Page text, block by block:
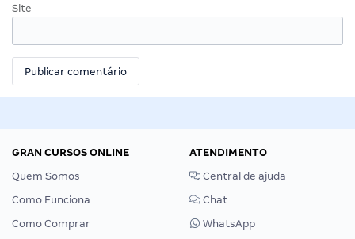
Site
GRAN CURSOS ONLINE
Quem Somos
Como Funciona
Como Comprar
ATENDIMENTO
Central de ajuda
Chat
WhatsApp